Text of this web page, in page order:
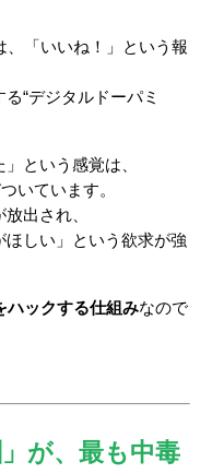
、「いいね！」という報
る“デジタルドーパミ
という感覚は、
いています。
出され、
ほしい」という欲求が強
ハックする仕組みなので
が、最も中毒